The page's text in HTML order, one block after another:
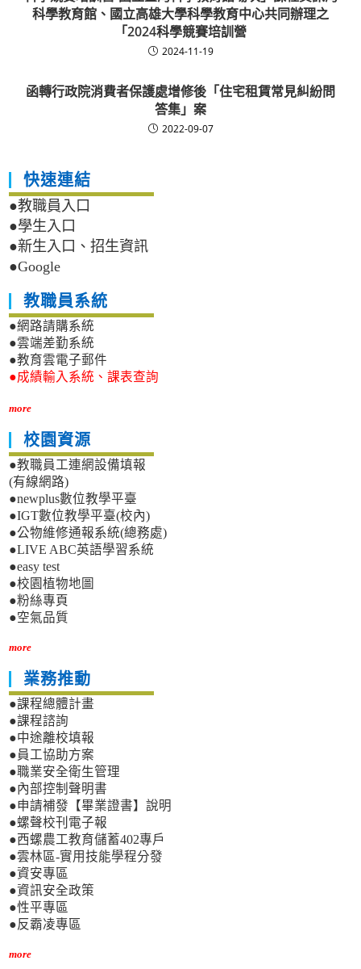
科學教育館、國立高雄大學科學教育中心共同辦理之
「2024科學競賽培訓營
2024-11-19
函轉行政院消費者保護處增修後「住宅租賃常見糾紛問
答集」案
2022-09-07
快速連結
●教職員入口
●學生入口
●新生入口、招生資訊
●Google
教職員系統
●網路請購系統
●雲端差勤系統
●教育雲電子郵件
●成績輸入系統、課表查詢
more
校園資源
●教職員工連網設備填報
(有線網路)
●newplus數位教學平臺
●IGT數位教學平臺(校內)
●公物維修通報系統(總務處)
●LIVE ABC英語學習系統
●easy test
●校園植物地圖
●粉絲專頁
●空氣品質
more
業務推動
●課程總體計畫
●課程諮詢
●中途離校填報
●員工協助方案
●職業安全衛生管理
●內部控制聲明書
●申請補發【畢業證書】說明
●螺聲校刊電子報
●西螺農工教育儲蓄402專戶
●雲林區-實用技能學程分發
●資安專區
●資訊安全政策
●性平專區
●反霸凌專區
more